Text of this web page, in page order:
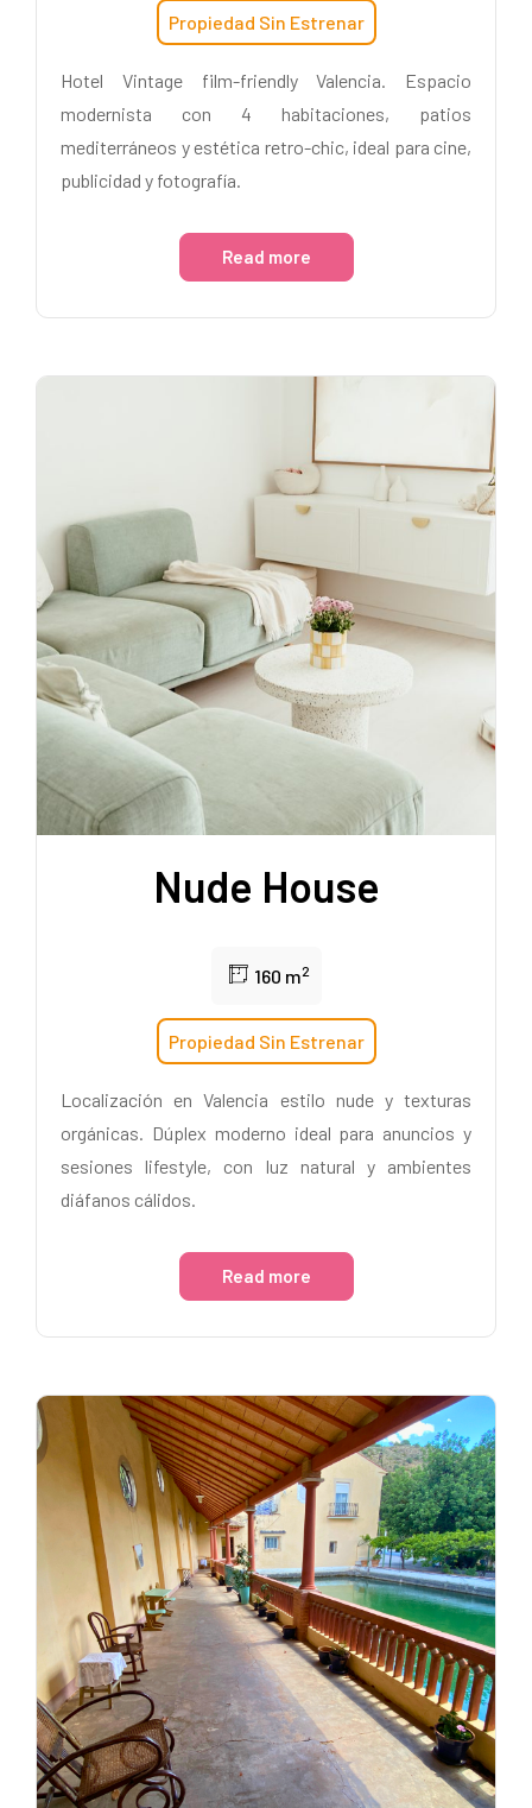
Propiedad Sin Estrenar
Hotel Vintage film-friendly Valencia. Espacio
modernista con 4 habitaciones, patios
mediterráneos y estética retro-chic, ideal para cine,
publicidad y fotografía.
Read more
Nude House
160 m2
Propiedad Sin Estrenar
Localización en Valencia estilo nude y texturas
orgánicas. Dúplex moderno ideal para anuncios y
sesiones lifestyle, con luz natural y ambientes
diáfanos cálidos.
Read more